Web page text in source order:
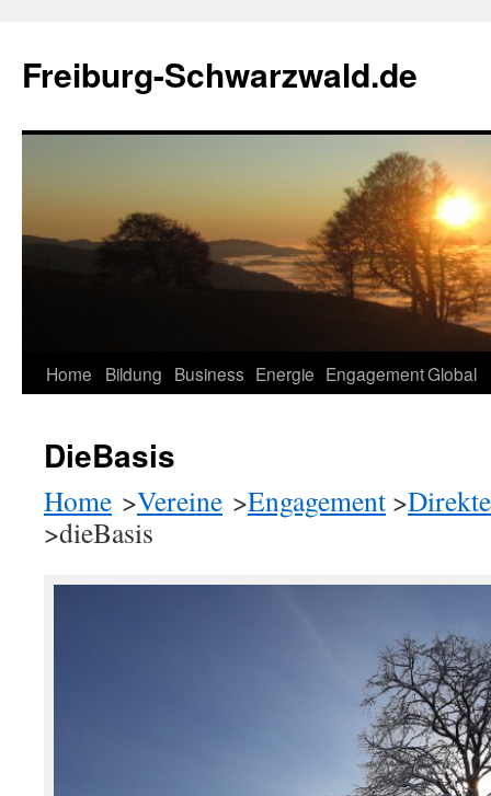
springen
Freiburg-Schwarzwald.de
Home Bildung Business Energie EngagementGlobal
DieBasis
Home >Vereine >Engagement >
>dieBasis